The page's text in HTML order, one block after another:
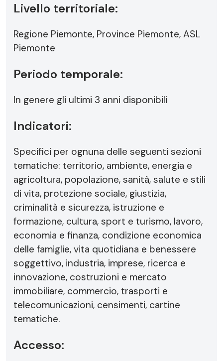
Livello territoriale:
Regione Piemonte, Province Piemonte, ASL
Piemonte
Periodo temporale:
In genere gli ultimi 3 anni disponibili
Indicatori:
Specifici per ognuna delle seguenti sezioni
tematiche: territorio, ambiente, energia e
agricoltura, popolazione, sanità, salute e stili
di vita, protezione sociale, giustizia,
criminalità e sicurezza, istruzione e
formazione, cultura, sport e turismo, lavoro,
economia e finanza, condizione economica
delle famiglie, vita quotidiana e benessere
soggettivo, industria, imprese, ricerca e
innovazione, costruzioni e mercato
immobiliare, commercio, trasporti e
telecomunicazioni, censimenti, cartine
tematiche.
Accesso: